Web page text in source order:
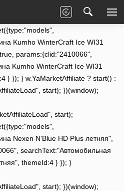
start);
Kumho WinterCraft Ice WI31
params:{clid:"2410066",
Kumho WinterCraft Ice WI31
} }); } w.YaMarketAffiliate ? start() :
start); })(window);
start);
Nexen N'Blue HD Plus летняя",
searchText:"Автомобильная
themeId:4 } }); }
start); })(window);